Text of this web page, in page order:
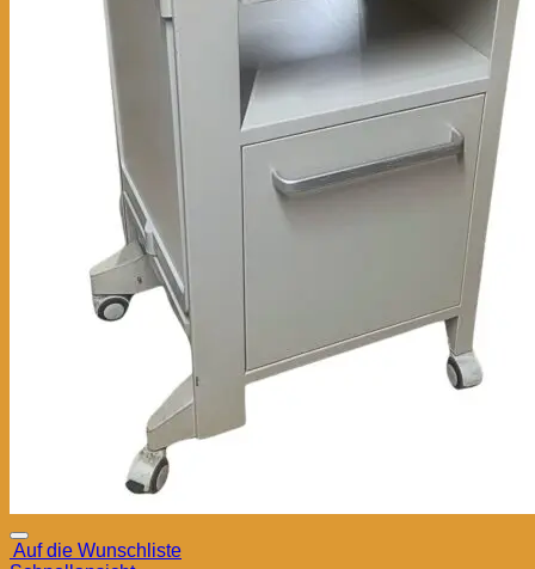
Auf die Wunschliste